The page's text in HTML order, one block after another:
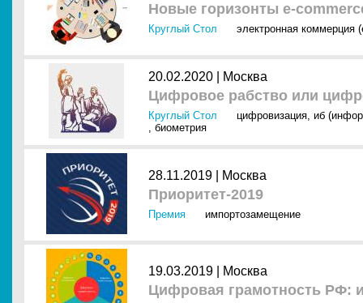
Новые горизонты e-
Круглый Стол электронная коммерция
20.02.2020 | Москва
Цифровое рабство или
Круглый Стол цифровизация, иб
, биометрия
28.11.2019 | Москва
Приоритет-2019
Премия импортозамещение
19.03.2019 | Москва
Цифровая грамотность РФ: